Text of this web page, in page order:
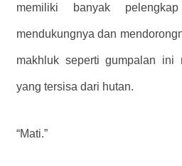
memiliki banyak
mendukungnya dan
makhluk seperti gumpalan ini
yang tersisa dari hutan.
“Mati.”